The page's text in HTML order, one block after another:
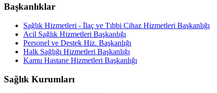
Başkanlıklar
Sağlık Hizmetleri - İlaç ve Tıbbi Cihaz Hizmetleri Başkanlığı
Acil Sağlık Hizmetleri Başkanlığı
Personel ve Destek Hiz. Başkanlığı
Halk Sağlığı Hizmetleri Başkanlığı
Kamu Hastane Hizmetleri Başkanlığı
Sağlık Kurumları